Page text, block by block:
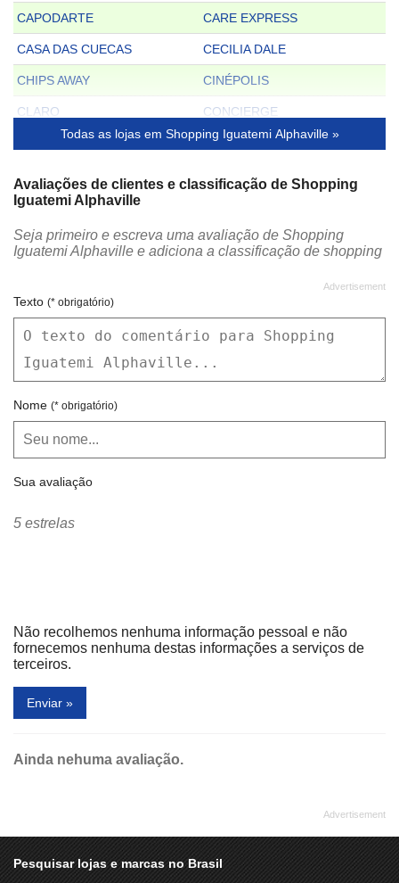
CAPODARTE CARE EXPRESS
CASA DAS CUECAS CECILIA DALE
CHIPS AWAY CINÉPOLIS
CLARO CONCIERGE
CONFIDENCE CÂMBIO CORELLO
COSTUME CVC TURISMO
DANYDEB
DROGARIA IGUATEMI DRY WASH
FAST SHOP
FOM FOTO PAULO
FOTOTICA
GRANADO GRÃO ESPRESSO
GREEN H.STERN
HAVAIANAS
INOVATHI
LAURA MARCHI LE LIS BLANC DEUX
LOUNGE
L´OCCITANE
MARIA FILÓ
MR. CAT MULTICOISAS
Todas as lojas em Shopping Iguatemi Alphaville »
Avaliações de clientes e classificação de Shopping
Iguatemi Alphaville
Seja primeiro e escreva uma avaliação de Shopping
Iguatemi Alphaville e adiciona a classificação de shopping
Texto (* obrigatório)
Nome (* obrigatório)
Sua avaliação
5 estrelas
Não recolhemos nenhuma informação pessoal e não
fornecemos nenhuma destas informações a serviços de
terceiros.
Enviar »
Ainda nehuma avaliação.
Pesquisar lojas e marcas no Brasil